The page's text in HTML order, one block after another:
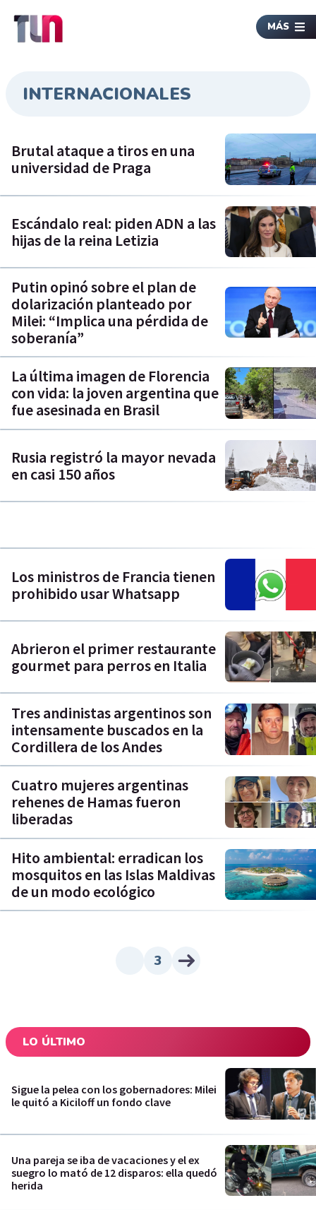
MÁS
INTERNACIONALES
Brutal ataque a tiros en una
universidad de Praga
Escándalo real: piden ADN a las
hijas de la reina Letizia
Putin opinó sobre el plan de
dolarización planteado por
Milei: “Implica una pérdida de
soberanía”
La última imagen de Florencia
con vida: la joven argentina que
fue asesinada en Brasil
Rusia registró la mayor nevada
en casi 150 años
Los ministros de Francia tienen
prohibido usar Whatsapp
Abrieron el primer restaurante
gourmet para perros en Italia
Tres andinistas argentinos son
intensamente buscados en la
Cordillera de los Andes
Cuatro mujeres argentinas
rehenes de Hamas fueron
liberadas
Hito ambiental: erradican los
mosquitos en las Islas Maldivas
de un modo ecológico
3
LO ÚLTIMO
Sigue la pelea con los gobernadores: Milei
le quitó a Kiciloff un fondo clave
Una pareja se iba de vacaciones y el ex
suegro lo mató de 12 disparos: ella quedó
herida